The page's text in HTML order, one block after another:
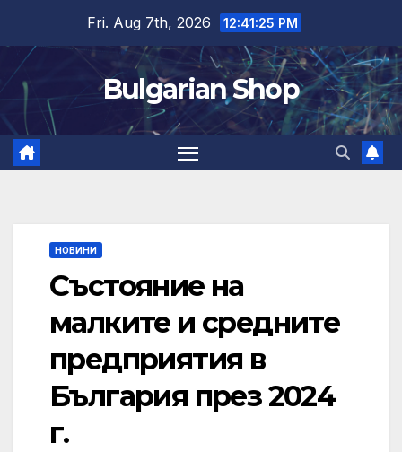
content
Fri. Aug 7th, 2026 12:41:25 PM
Bulgarian Shop
НОВИНИ
Състояние на
малките и средните
предприятия в
България през 2024
г.